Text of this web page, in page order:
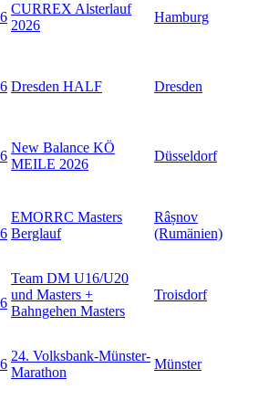
CURREX Alsterlauf
2026
Hamburg
Dresden HALF Dresden
New Balance KÖ
MEILE 2026
Düsseldorf
EMORRC Masters
Berglauf
Râșnov
(Rumänien)
Team DM U16/U20
und Masters +
Bahngehen Masters
Troisdorf
24. Volksbank-Münster-
Marathon
Münster